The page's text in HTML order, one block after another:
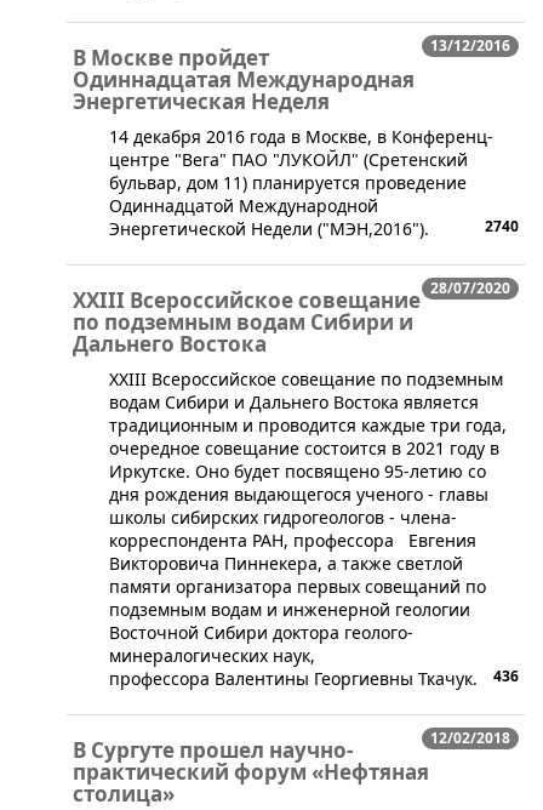
13/12/2016
В Москве пройдет
Одиннадцатая Международная
Энергетическая Неделя
​14 декабря 2016 года в Москве, в Конференц-
центре "Вега" ПАО "ЛУКОЙЛ" (Сретенский
бульвар, дом 11) планируется проведение
Одиннадцатой Международной
Энергетической Недели ("МЭН,2016").
2740
28/07/2020
XXIII Всероссийское совещание
по подземным водам Сибири и
Дальнего Востока
​XXIII Всероссийское совещание по подземным
водам Сибири и Дальнего Востока является
традиционным и проводится каждые три года,
очередное совещание состоится в 2021 году в
Иркутске. Оно будет посвящено 95-летию со
дня рождения выдающегося ученого - глав​ы
школы сибирских гидрогеологов - члена-
корреспондента РАН, профессора Евгения
Викторовича Пиннекера, а также светлой
памяти организатора первых совещаний по
подземным водам и инженерной геологии
Восточной Сибири доктора геолого-
минералогических наук,
профессора Валентины Георгиевны Ткачук.
436
12/02/2018
В Сургуте прошел научно-
практический форум «Нефтяная
столица»